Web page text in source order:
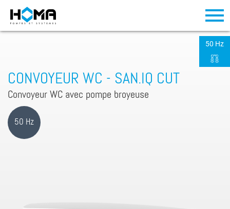
CONVOYEUR WC - SAN.IQ CUT
Convoyeur WC avec pompe broyeuse
50 Hz
50 Hz